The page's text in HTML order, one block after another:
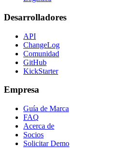
Desarrolladores
API
ChangeLog
Comunidad
GitHub
KickStarter
Empresa
Guía de Marca
FAQ
Acerca de
Socios
Solicitar Demo